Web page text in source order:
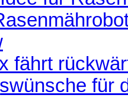
fährt
für